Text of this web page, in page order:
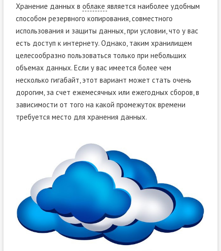
Хранение данных в облаке является наиболее удобным
способом резервного копирования, совместного
использования и защиты данных, при условии, что у вас
есть доступ к интернету. Однако, таким хранилищем
целесообразно пользоваться только при небольших
объемах данных. Если у вас имеется более чем
несколько гигабайт, этот вариант может стать очень
дорогим, за счет ежемесячных или ежегодных сборов, в
зависимости от того на какой промежуток времени
требуется место для хранения данных.